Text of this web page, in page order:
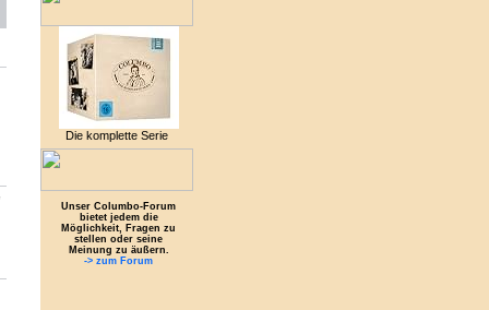
Die komplette Serie
Unser Columbo-Forum
bietet jedem die
Möglichkeit, Fragen zu
stellen oder seine
Meinung zu äußern.
-> zum Forum